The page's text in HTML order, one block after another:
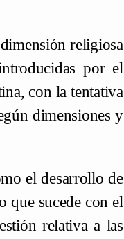
religiosa
por el
con la tentativa
dimensiones y
el desarrollo de
que sucede con el
relativa a las